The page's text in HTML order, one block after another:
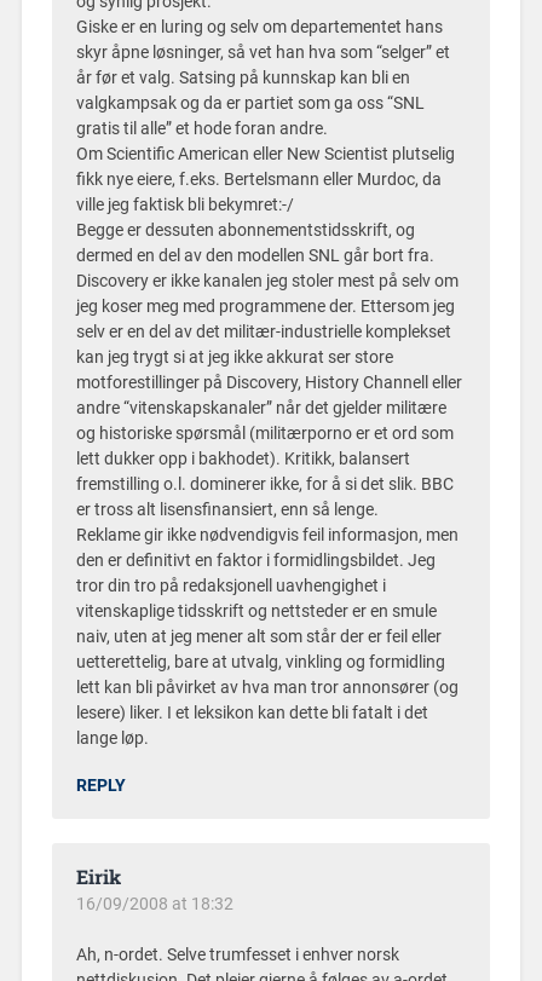
Giske er en luring og selv om departementet hans
skyr åpne løsninger, så vet han hva som “selger” et
år før et valg. Satsing på kunnskap kan bli en
valgkampsak og da er partiet som ga oss “SNL
gratis til alle” et hode foran andre.
Om Scientific American eller New Scientist plutselig
fikk nye eiere, f.eks. Bertelsmann eller Murdoc, da
ville jeg faktisk bli bekymret:-/
Begge er dessuten abonnementstidsskrift, og
dermed en del av den modellen SNL går bort fra.
Discovery er ikke kanalen jeg stoler mest på selv om
jeg koser meg med programmene der. Ettersom jeg
selv er en del av det militær-industrielle komplekset
kan jeg trygt si at jeg ikke akkurat ser store
motforestillinger på Discovery, History Channell eller
andre “vitenskapskanaler” når det gjelder militære
og historiske spørsmål (militærporno er et ord som
lett dukker opp i bakhodet). Kritikk, balansert
fremstilling o.l. dominerer ikke, for å si det slik. BBC
er tross alt lisensfinansiert, enn så lenge.
Reklame gir ikke nødvendigvis feil informasjon, men
den er definitivt en faktor i formidlingsbildet. Jeg
tror din tro på redaksjonell uavhengighet i
vitenskaplige tidsskrift og nettsteder er en smule
naiv, uten at jeg mener alt som står der er feil eller
uetterettelig, bare at utvalg, vinkling og formidling
lett kan bli påvirket av hva man tror annonsører (og
lesere) liker. I et leksikon kan dette bli fatalt i det
lange løp.
REPLY
Eirik
16/09/2008 at 18:32
Ah, n-ordet. Selve trumfesset i enhver norsk